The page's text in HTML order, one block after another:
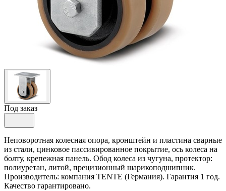
Под заказ
Неповоротная колесная опора, кронштейн и пластина сварные
из стали, цинковое пассивированное покрытие, ось колеса на
болту, крепежная панель. Обод колеса из чугуна, протектор:
полиуретан, литой, прецизионный шарикоподшипник.
Производитель: компания TENTE (Германия). Гарантия 1 год.
Качество гарантировано.